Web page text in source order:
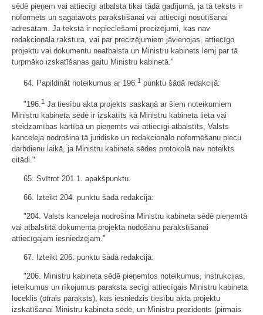
sēdē pieņem vai attiecīgi atbalsta tikai tādā gadījumā, ja tā teksts ir
noformēts un sagatavots parakstīšanai vai attiecīgi nosūtīšanai
adresātam. Ja tekstā ir nepieciešami precizējumi, kas nav
redakcionāla rakstura, vai par precizējumiem jāvienojas, attiecīgo
projektu vai dokumentu neatbalsta un Ministru kabinets lemj par tā
turpmāko izskatīšanas gaitu Ministru kabinetā."
64. Papildināt noteikumus ar 196.1 punktu šādā redakcijā:
"196.1 Ja tiesību akta projekts saskaņā ar šiem noteikumiem
Ministru kabineta sēdē ir izskatīts kā Ministru kabineta lieta vai
steidzamības kārtībā un pieņemts vai attiecīgi atbalstīts, Valsts
kanceleja nodrošina tā juridisko un redakcionālo noformēšanu piecu
darbdienu laikā, ja Ministru kabineta sēdes protokolā nav noteikts
citādi."
65. Svītrot 201.1. apakšpunktu.
66. Izteikt 204. punktu šādā redakcijā:
"204. Valsts kanceleja nodrošina Ministru kabineta sēdē pieņemtā
vai atbalstītā dokumenta projekta nodošanu parakstīšanai
attiecīgajam iesniedzējam."
67. Izteikt 206. punktu šādā redakcijā:
"206. Ministru kabineta sēdē pieņemtos noteikumus, instrukcijas,
ieteikumus un rīkojumus paraksta secīgi attiecīgais Ministru kabineta
loceklis (otrais paraksts), kas iesniedzis tiesību akta projektu
izskatīšanai Ministru kabineta sēdē, un Ministru prezidents (pirmais